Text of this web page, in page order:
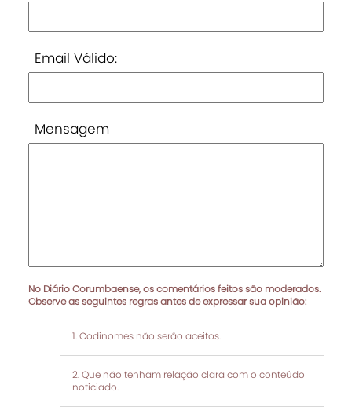
Email Válido:
Mensagem
No Diário Corumbaense, os comentários feitos são moderados.
Observe as seguintes regras antes de expressar sua opinião:
Codinomes não serão aceitos.
Que não tenham relação clara com o conteúdo
noticiado.